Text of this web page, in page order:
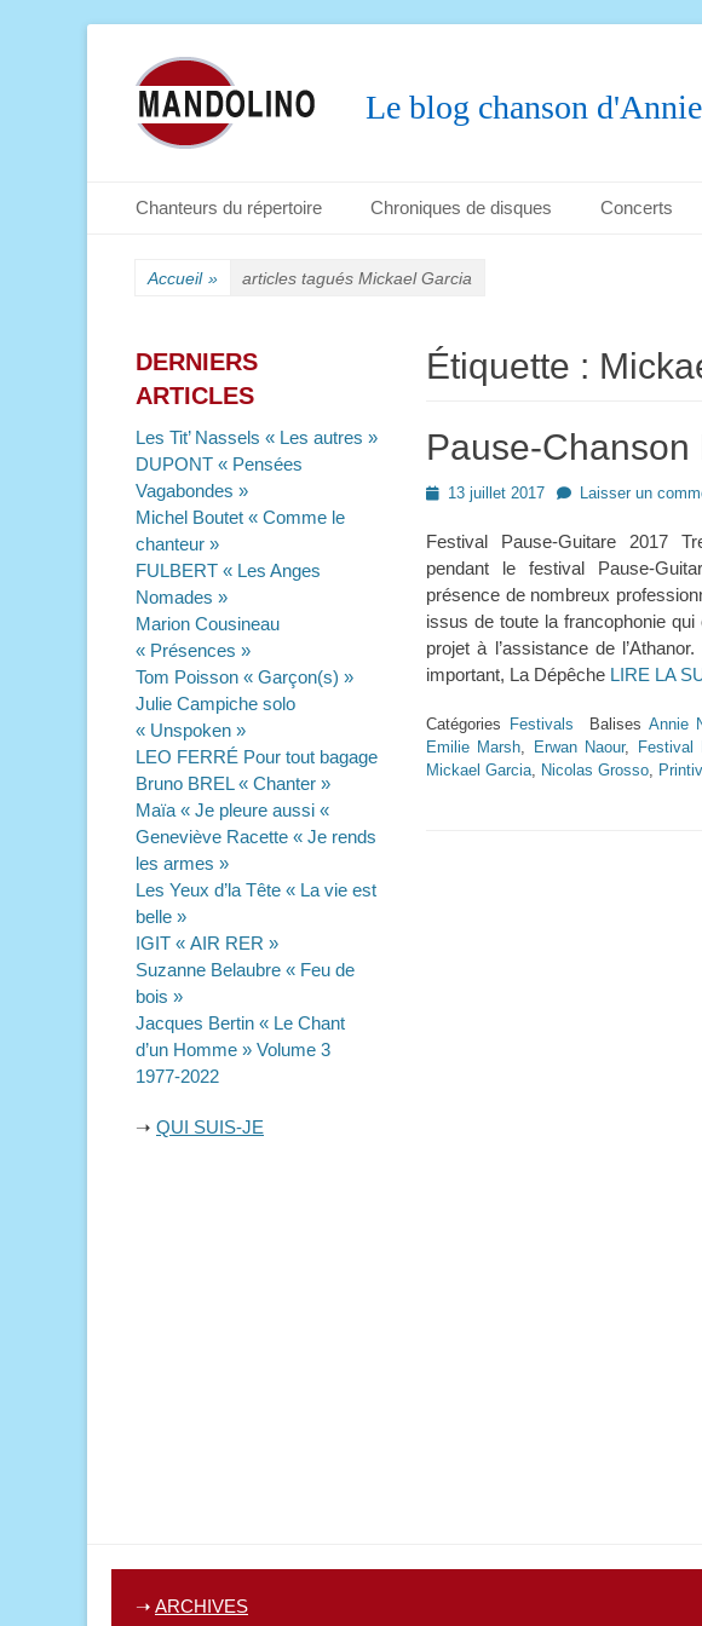
Le blog chanson
Menu principal
Chanteurs du répertoire Chroniques de disques Concerts
Accueil » articles tagués Mickael Garcia
Étiquette :
Pause-
Posted13 juillet 2017 Laisser un
Festival Pause-Guitare 2017
pendant le festival Pause-
présence de nombreux
issus de toute la francophonie
projet à l’assistance de
important, La Dépêche LIRE LA
Catégories Festivals Balises Annie
Emilie Marsh, Erwan Naour, Festival
Mickael Garcia, Nicolas Grosso,
DERNIERS
ARTICLES
Les Tit’ Nassels « Les autres »
DUPONT « Pensées
Vagabondes »
Michel Boutet « Comme le
chanteur »
FULBERT « Les Anges
Nomades »
Marion Cousineau
« Présences »
Tom Poisson « Garçon(s) »
Julie Campiche solo
« Unspoken »
LEO FERRÉ Pour tout bagage
Bruno BREL « Chanter »
Maïa « Je pleure aussi «
Geneviève Racette « Je rends
les armes »
Les Yeux d’la Tête « La vie est
belle »
IGIT « AIR RER »
Suzanne Belaubre « Feu de
bois »
Jacques Bertin « Le Chant
d’un Homme » Volume 3
1977-2022
➝ QUI SUIS-JE
➝ ARCHIVES